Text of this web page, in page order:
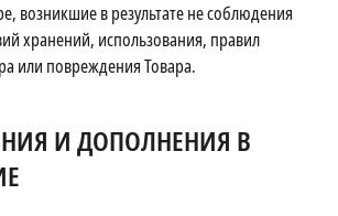
возникшие в результате не соблюдения
хранений, использования, правил
или повреждения Товара.
И ДОПОЛНЕНИЯ В